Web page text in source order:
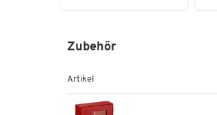
Zubehör
Artikel